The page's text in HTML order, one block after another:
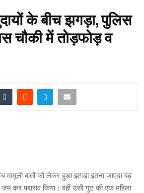
के बीच झगड़ा, पुलिस
चौकी में तोड़फोड़ व
मामूली बातों को लेकर हुआ झगड़ा इतना जाएदा बढ़
कर पथराव किया। वहीं उसी गुट की एक महिला